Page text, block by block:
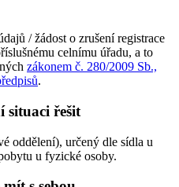
/ žádost o zrušení registrace
celnímu úřadu, a to
zákonem č. 280/2009 Sb.,
.
situaci řešit
oddělení), určený dle sídla u
u fyzické osoby.